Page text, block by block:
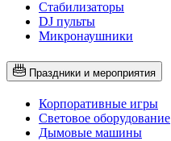
Стабилизаторы
DJ пульты
Микронаушники
Праздники и мероприятия
Корпоративные игры
Световое оборудование
Дымовые машины